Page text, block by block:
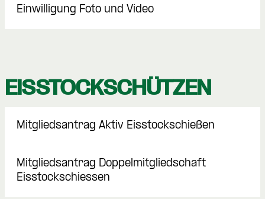
Einwilligung Foto und Video
EISSTOCKSCHÜTZEN
Mitgliedsantrag Aktiv Eisstockschießen
Mitgliedsantrag Doppelmitgliedschaft
Eisstockschiessen